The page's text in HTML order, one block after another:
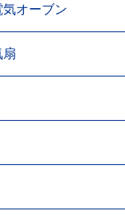
オーブン
扇